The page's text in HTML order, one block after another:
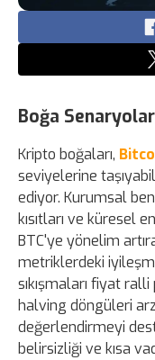
Boğa
Kripto boğaları,
seviyelerine
ediyor. Kurumsal
kısıtları ve küresel
BTC'ye yönelim
metriklerdeki
sıkışmaları fiyat
halving döngüleri
değerlendirmeyi
belirsizliği ve kısa